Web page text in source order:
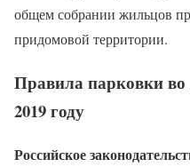
общем собрании жильцов
придомовой территории.
Правила парковки
2019 году
Российское